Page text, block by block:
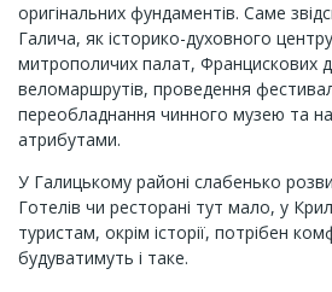
оригінальних фундаментів. Саме
Галича, як історико-духовного
митрополичих палат, Францискових
веломаршрутів, проведення
переобладнання чинного музею та
атрибутами.
У Галицькому районі слабенько
Готелів чи ресторані тут мало, у
туристам, окрім історії, потрібен
будуватимуть і таке.